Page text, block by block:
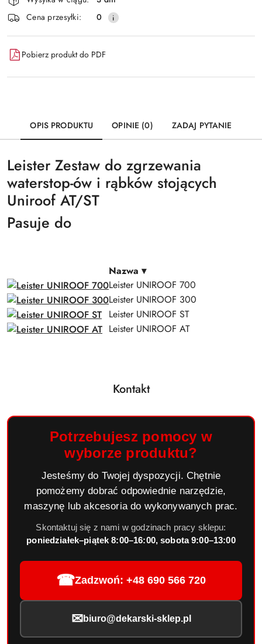
dostawaCena przesyłki:
0
Pobierz produkt do PDF
OPIS PRODUKTU OPINIE (0) ZADAJ PYTANIE
Leister Zestaw do zgrzewania
waterstop-ów i rąbków stojących
Uniroof AT/ST
Pasuje do
Nazwa ▾
Leister UNIROOF 700
Leister UNIROOF 300
Leister UNIROOF ST
Leister UNIROOF AT
Kontakt
Potrzebujesz pomocy w
wyborze produktu?
Jesteśmy do Twojej dyspozycji. Chętnie
pomożemy dobrać odpowiednie narzędzie,
maszynę lub akcesoria do wykonywanych prac.
Skontaktuj się z nami w godzinach pracy sklepu:
poniedziałek–piątek 8:00–16:00, sobota 9:00–13:00
☎Zadzwoń: +48 690 566 720
✉ biuro@dekarski-sklep.pl